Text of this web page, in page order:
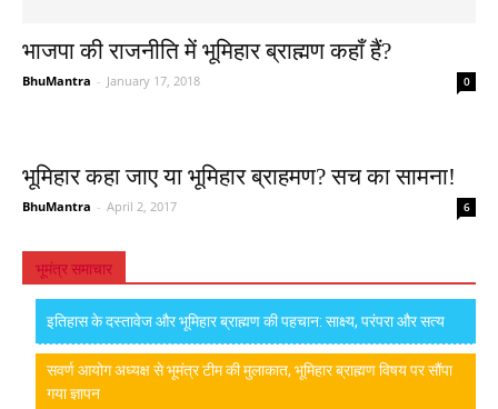
भाजपा की राजनीति में भूमिहार ब्राह्मण कहाँ हैं?
BhuMantra - January 17, 2018 0
भूमिहार कहा जाए या भूमिहार ब्राहमण? सच का सामना!
BhuMantra - April 2, 2017 6
भूमंत्र समाचार
इतिहास के दस्तावेज और भूमिहार ब्राह्मण की पहचान: साक्ष्य, परंपरा और सत्य
सवर्ण आयोग अध्यक्ष से भूमंत्र टीम की मुलाकात, भूमिहार ब्राह्मण विषय पर सौंपा
गया ज्ञापन